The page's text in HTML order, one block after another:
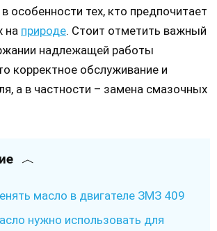
особенности тех, кто предпочитает
на природе. Стоит отметить важный
надлежащей работы
корректное обслуживание и
а в частности – замена смазочных
масло в двигателе ЗМЗ 409
нужно использовать для